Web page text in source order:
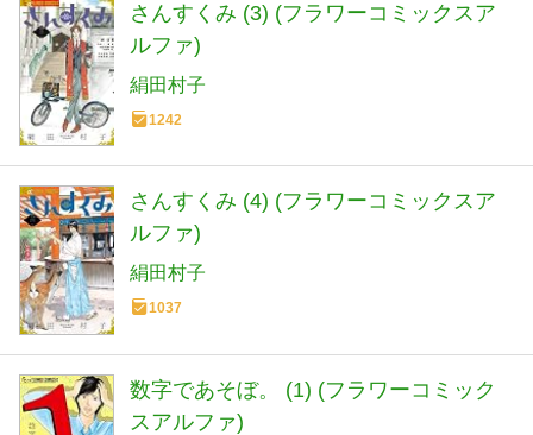
さんすくみ (3) (フラワーコミックスア
ルファ)
絹田村子
1242
さんすくみ (4) (フラワーコミックスア
ルファ)
絹田村子
1037
数字であそぼ。 (1) (フラワーコミック
スアルファ)